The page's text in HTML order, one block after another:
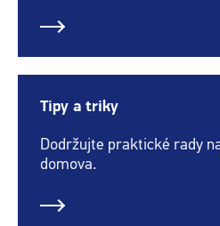
Tipy a triky
Dodržujte praktické rady
domova.